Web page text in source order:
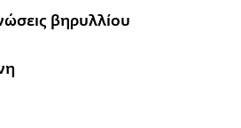
βηρυλλίου